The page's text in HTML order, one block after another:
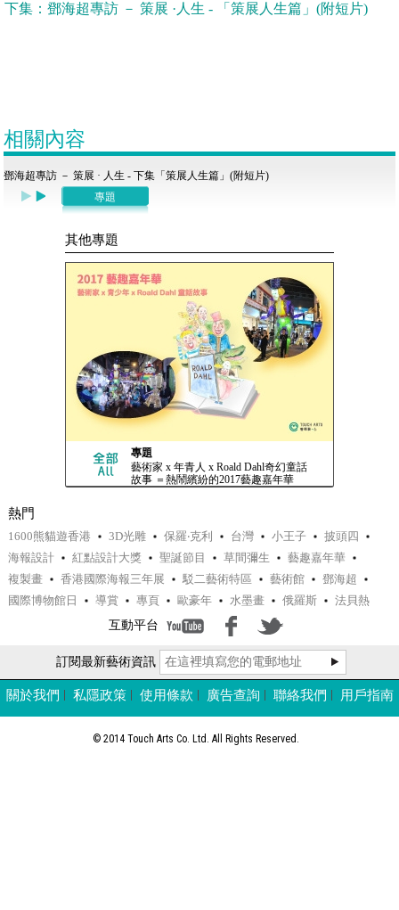
下集：鄧海超專訪 － 策展 ·人生 - 「策展人生篇」(附短片)
相關內容
鄧海超專訪 － 策展 · 人生 - 下集「策展人生篇」(附短片)
專題
其他專題
專題
藝術家 x 年青人 x Roald Dahl奇幻童話
故事 ＝熱鬧繽紛的2017藝趣嘉年華
原來藝術就是如此 —「跟著保羅‧克利
的節奏」— 親子互動展示與工作坊
熱門
1600熊貓遊香港 3D光雕 保羅‧克利 台灣 小王子
披頭四
海報設計
紅點設計大獎 聖誕節目 草間彌生
藝趣嘉年華
複製畫
香港國際海報三年展 駁二藝術特區 藝術館
鄧海超
國際博物館日
導賞 專頁 歐豪年 水墨畫 俄羅斯
法貝熱
互動平台
訂閱最新藝術資訊
關於我們 私隱政策 使用條款 廣告查詢 聯絡我們 用戶指南
© 2014 Touch Arts Co. Ltd. All Rights Reserved.